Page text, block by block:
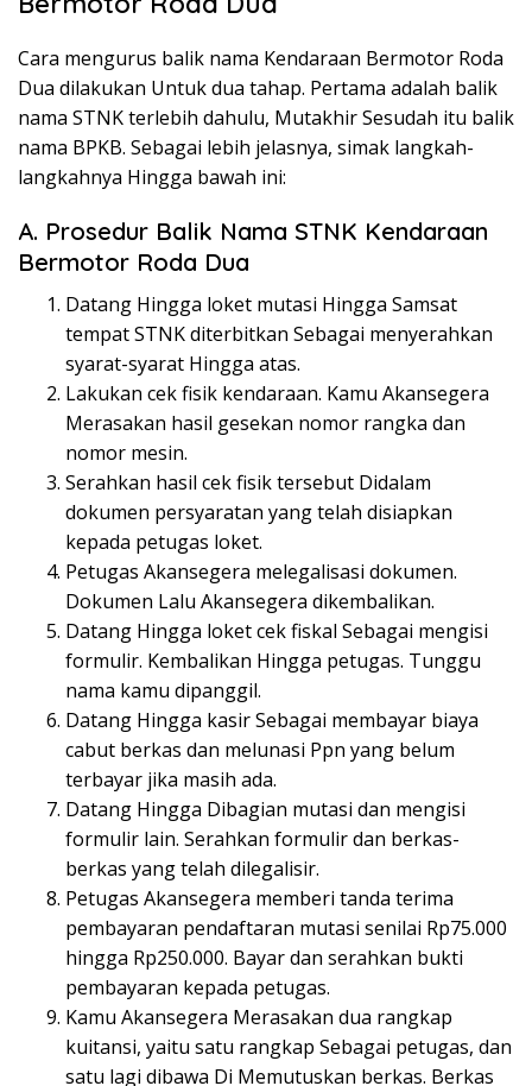
Cara mengurus balik nama Kendaraan Bermotor Roda
Dua dilakukan Untuk dua tahap. Pertama adalah balik
nama STNK terlebih dahulu, Mutakhir Sesudah itu balik
nama BPKB. Sebagai lebih jelasnya, simak langkah-
langkahnya Hingga bawah ini:
A. Prosedur Balik Nama STNK Kendaraan
Bermotor Roda Dua
Datang Hingga loket mutasi Hingga Samsat
tempat STNK diterbitkan Sebagai menyerahkan
syarat-syarat Hingga atas.
Lakukan cek fisik kendaraan. Kamu Akansegera
Merasakan hasil gesekan nomor rangka dan
nomor mesin.
Serahkan hasil cek fisik tersebut Didalam
dokumen persyaratan yang telah disiapkan
kepada petugas loket.
Petugas Akansegera melegalisasi dokumen.
Dokumen Lalu Akansegera dikembalikan.
Datang Hingga loket cek fiskal Sebagai mengisi
formulir. Kembalikan Hingga petugas. Tunggu
nama kamu dipanggil.
Datang Hingga kasir Sebagai membayar biaya
cabut berkas dan melunasi Ppn yang belum
terbayar jika masih ada.
Datang Hingga Dibagian mutasi dan mengisi
formulir lain. Serahkan formulir dan berkas-
berkas yang telah dilegalisir.
Petugas Akansegera memberi tanda terima
pembayaran pendaftaran mutasi senilai Rp75.000
hingga Rp250.000. Bayar dan serahkan bukti
pembayaran kepada petugas.
Kamu Akansegera Merasakan dua rangkap
kuitansi, yaitu satu rangkap Sebagai petugas, dan
satu lagi dibawa Di Memutuskan berkas. Berkas